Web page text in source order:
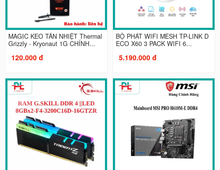
MAGIC KEO TẢN NHIỆT Thermal
Grizzly - Kryonaut 1G CHÍNH...
120.000 đ
BỘ PHÁT WIFI MESH TP-LINK D
ECO X60 3 PACK WIFI 6...
5.190.000 đ